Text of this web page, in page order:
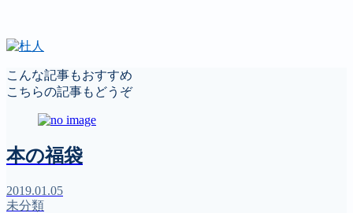
こんな記事もおすすめ
こちらの記事もどうぞ
本の福袋
2019.01.05
未分類